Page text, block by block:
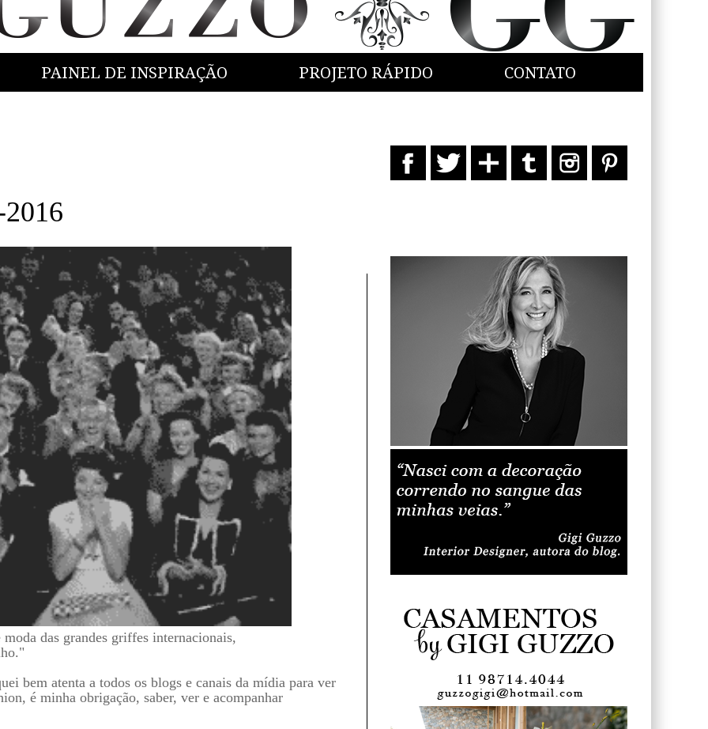
PAINEL DE INSPIRAÇÃO PROJETO RÁPIDO CONTATO
das grandes griffes internacionais,
bem atenta a todos os blogs e canais da mídia para ver
é minha obrigação, saber, ver e acompanhar